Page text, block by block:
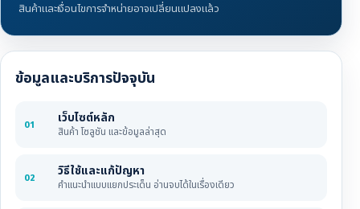
สินค้าและเงื่อนไขการจำหน่ายอาจเปลี่ยนแปลงแล้ว
ข้อมูลและบริการปัจจุบัน
01 เว็บไซต์หลัก
สินค้า โซลูชัน และข้อมูลล่าสุด
02 วิธีใช้และแก้ปัญหา
คำแนะนำแบบแยกประเด็น อ่านจบได้ในเรื่องเดียว